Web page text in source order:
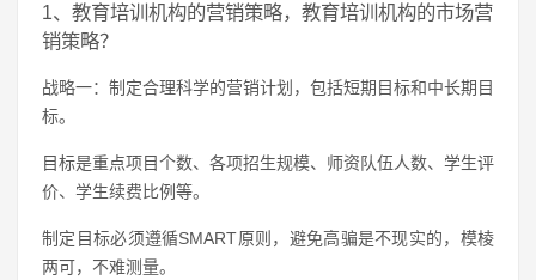
1、教育培训机构的营销策略，教育培训机构的市场营
销策略？
战略一：制定合理科学的营销计划，包括短期目标和中长期目
标。
目标是重点项目个数、各项招生规模、师资队伍人数、学生评
价、学生续费比例等。
制定目标必须遵循SMART原则，避免高骗是不现实的，模棱
两可，不难测量。